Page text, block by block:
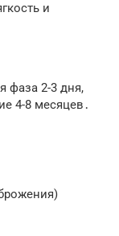
и
фаза 2-3 дня,
4-8 месяцев․